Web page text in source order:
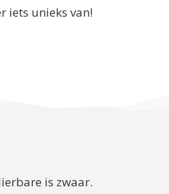
iets unieks van!
is zwaar.